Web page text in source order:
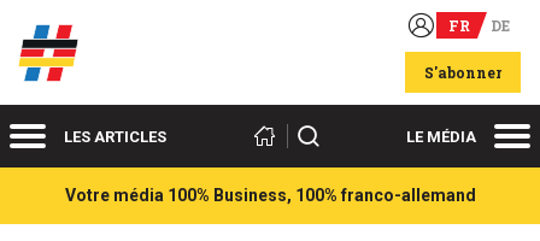
Acteurs du franco-allemand FR DE
S'abonner
MenuLES ARTICLES Rechercher LE MÉDIA
Votre média 100% Business, 100% franco-allemand